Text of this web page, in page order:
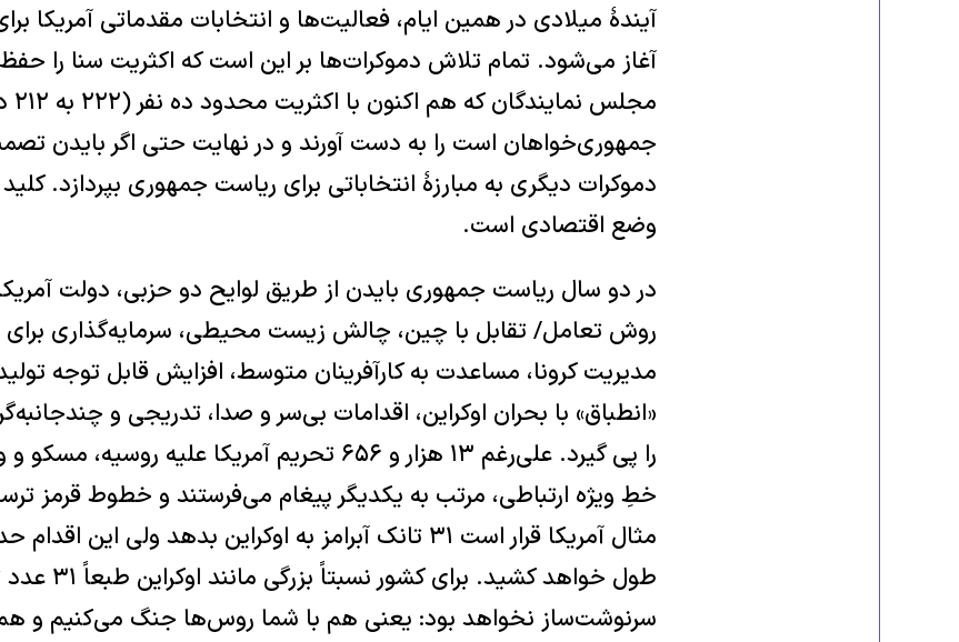
آغاز می‌شود. تمام تلاش دموکرات‌ها بر این است که اکثریت سنا را
جمهوری‌خواهان است را به دست آورند و در نهایت حتی اگر بایدن
دموکرات دیگری به مبارزۀ انتخاباتی برای ریاست جمهوری بپردازد.
وضع اقتصادی است.
در دو سال ریاست جمهوری بایدن از طریق لوایح دو حزبی، دولت
روش تعامل/ تقابل با چین، چالش زیست محیطی، سرمایه‌گذاری برای
مدیریت کرونا، مساعدت به کارآفرینان متوسط، افزایش قابل توجه
«انطباق» با بحران اوکراین، اقدامات بی‌سر و صدا، تدریجی و
را پی گیرد. علی‌رغم ۱۳ هزار و ۶۵۶ تحریم آمریکا علیه
خطِ ویژه ارتباطی، مرتب به یکدیگر پیغام می‌فرستند و خطوط قرمز
طول خواهد
سرنوشت‌ساز نخواهد بود: یعنی هم با شما روس‌ها جنگ می‌کنیم و